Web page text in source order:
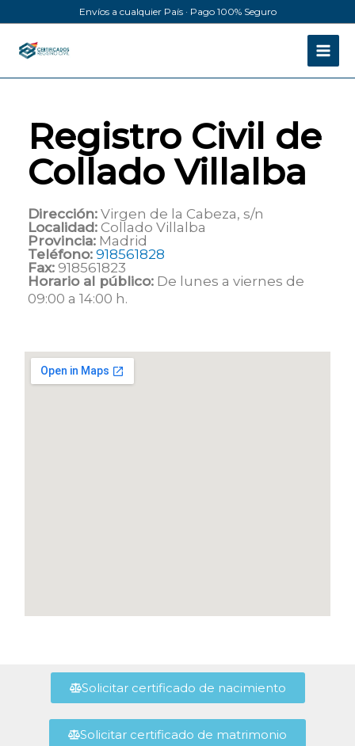
al
contenido
Envíos a cualquier País · Pago 100% Seguro
Registro Civil de
Collado Villalba
Dirección: Virgen de la Cabeza, s/n
Localidad: Collado Villalba
Provincia: Madrid
Teléfono: 918561828
Fax: 918561823
Horario al público: De lunes a viernes de
09:00 a 14:00 h.
Solicitar certificado de nacimiento
Solicitar certificado de matrimonio